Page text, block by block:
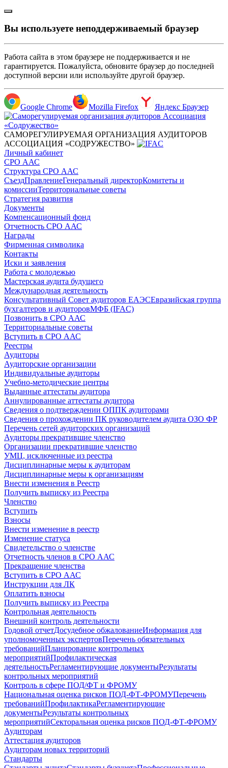
Вы используете неподдерживаемый браузер
Работа сайта в этом браузере не поддерживается и не
гарантируется. Пожалуйста, обновите браузер до последней
доступной версии или используйте другой браузер.
Google Chrome Mozilla Firefox Яндекс Браузер
САМОРЕГУЛИРУЕМАЯ ОРГАНИЗАЦИЯ АУДИТОРОВ
АССОЦИАЦИЯ «СОДРУЖЕСТВО»
Личный кабинет
СРО ААС
Структура СРО ААС
СъездПравлениеГенеральный директорКомитеты и
комиссииТерриториальные советы
Стратегия развития
Документы
Компенсационный фонд
Отчетность СРО ААС
Награды
Фирменная символика
Контакты
Иски и заявления
Работа с молодежью
Мастерская аудита будущего
Международная деятельность
Консультативный Совет аудиторов ЕАЭСЕвразийская группа
бухгалтеров и аудиторовМФБ (IFAC)
Позвонить в СРО ААС
Территориальные советы
Вступить в СРО ААС
Реестры
Аудиторы
Аудиторские организации
Индивидуальные аудиторы
Учебно-методические центры
Выданные аттестаты аудитора
Аннулированные аттестаты аудитора
Сведения о подтверждении ОППК аудиторами
Сведения о прохождении ПК руководителем аудита ОЗО ФР
Перечень сетей аудиторских организаций
Аудиторы прекратившие членство
Организации прекратившие членство
УМЦ, исключенные из реестра
Дисциплинарные меры к аудиторам
Дисциплинарные меры к организациям
Внести изменения в Реестр
Получить выписку из Реестра
Членство
Вступить
Взносы
Внести изменение в реестр
Изменение статуса
Свидетельство о членстве
Отчетность членов в СРО ААС
Прекращение членства
Вступить в СРО ААС
Инструкции для ЛК
Оплатить взносы
Получить выписку из Реестра
Контрольная деятельность
Внешний контроль деятельности
Годовой отчетДосудебное обжалованиеИнформация для
уполномоченных экспертовПеречень обязательных
требованийПланирование контрольных
мероприятийПрофилактическая
деятельностьРегламентирующие документыРезультаты
контрольных мероприятий
Контроль в сфере ПОД/ФТ и ФРОМУ
Национальная оценка рисков ПОД-ФТ-ФРОМУПеречень
требованийПрофилактикаРегламентирующие
документыРезультаты контрольных
мероприятийСекторальная оценка рисков ПОД-ФТ-ФРОМУ
Аудиторам
Аттестация аудиторов
Аудиторам новых территорий
Стандарты